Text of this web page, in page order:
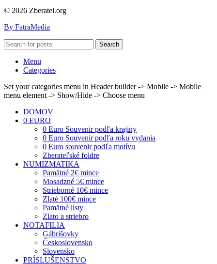
© 2026 Zberatel.org
By FatraMedia
Search
Menu
Categories
Set your categories menu in Header builder -> Mobile -> Mobile
menu element -> Show/Hide -> Choose menu
DOMOV
0 EURO
0 Euro Souvenir podľa krajiny
0 Euro Souvenir podľa roku vydania
0 Euro souvenir podľa motívu
Zberateľské foldre
NUMIZMATIKA
Pamätné 2€ mince
Mosadzné 5€ mince
Strieborné 10€ mince
Zlaté 100€ mince
Pamätné listy
Zlato a striebro
NOTAFILIA
Gábrišovky
Československo
Slovensko
PRÍSLUŠENSTVO